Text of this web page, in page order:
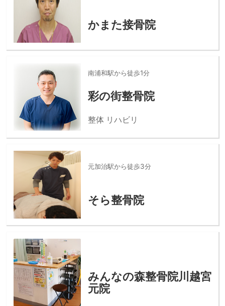
かまた接骨院
南浦和駅から徒歩1分
彩の街整骨院
整体 リハビリ
元加治駅から徒歩3分
そら整骨院
みんなの森整骨院川越宮
元院